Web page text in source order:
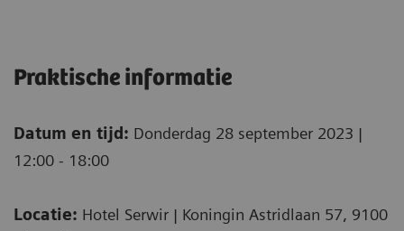
Praktische informatie
Datum en tijd: Donderdag 28 september 2023 |
12:00 - 18:00
Locatie: Hotel Serwir | Koningin Astridlaan 57, 9100